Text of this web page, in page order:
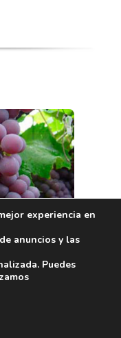
contra
del
Biomédica en
experiencia en
anuncios y las
Puedes